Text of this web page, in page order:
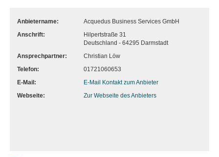
Anbietername:
Acquedus Business Services GmbH
Anschrift:
Hilpertstraße 31
Deutschland - 64295 Darmstadt
Ansprechpartner:
Christian Löw
Telefon:
01721060653
E-Mail:
E-Mail Kontakt zum Anbieter
Webseite:
Zur Webseite des Anbieters